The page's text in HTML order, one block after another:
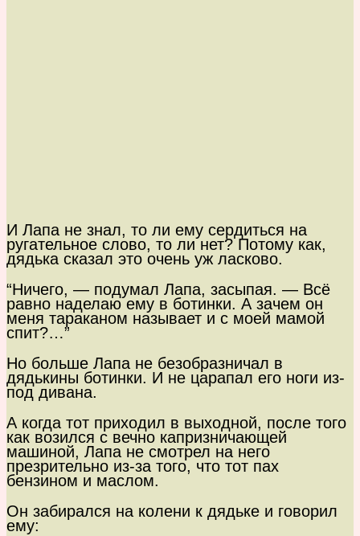
И Лапа не знал, то ли ему сердиться на
ругательное слово, то ли нет? Потому как,
дядька сказал это очень уж ласково.
“Ничего, — подумал Лапа, засыпая. — Всё
равно наделаю ему в ботинки. А зачем он
меня тараканом называет и с моей мамой
спит?…”
Но больше Лапа не безобразничал в
дядькины ботинки. И не царапал его ноги из-
под дивана.
А когда тот приходил в выходной, после того
как возился с вечно капризничающей
машиной, Лапа не смотрел на него
презрительно из-за того, что тот пах
бензином и маслом.
Он забирался на колени к дядьке и говорил
ему: